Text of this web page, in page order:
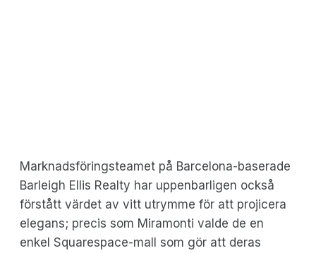
Marknadsföringsteamet på Barcelona-baserade
Barleigh Ellis Realty har uppenbarligen också
förstått värdet av vitt utrymme för att projicera
elegans; precis som Miramonti valde de en
enkel Squarespace-mall som gör att deras